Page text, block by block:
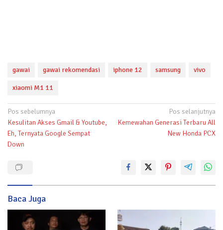
gawai gawai rekomendasi iphone 12 samsung vivo
xiaomi M1 11
Navigasi
pos
Pos sebelumnya
Kesulitan Akses Gmail & Youtube,
Eh, Ternyata Google Sempat
Down
Pos selanjutnya
Kemewahan Generasi Terbaru All
New Honda PCX
Baca Juga